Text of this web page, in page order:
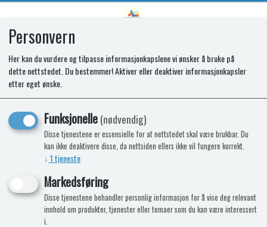
SR VEGETABLE BIN
Personvern
Her kan du vurdere og tilpasse informasjonkapslene vi ønsker å bruke på
dette nettstedet. Du bestemmer! Aktiver eller deaktiver informasjonkapsler
etter eget ønske.
Funksjonelle(nødvendig)
Disse tjenestene er essensielle for at nettstedet skal være brukbar. Du
kan ikke deaktivere disse, da nettsiden ellers ikke vil fungere korrekt.
↓ 1tjeneste
Markedsføring
Disse tjenestene behandler personlig informasjon for å vise deg relevant
innhold om produkter, tjenester eller temaer som du kan være interessert
i.